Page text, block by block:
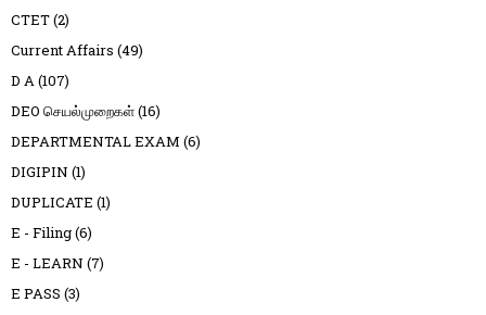
CTET(2)
Current Affairs (49)
D A(107)
DEO செயல்முறைகள்(16)
DEPARTMENTAL EXAM (6)
DIGIPIN (1)
DUPLICATE (1)
E - Filing(6)
E - LEARN (7)
E PASS (3)